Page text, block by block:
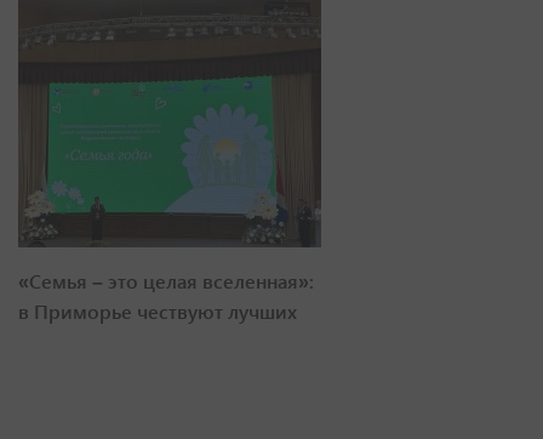
«Семья – это целая вселенная»:
в Приморье чествуют лучших